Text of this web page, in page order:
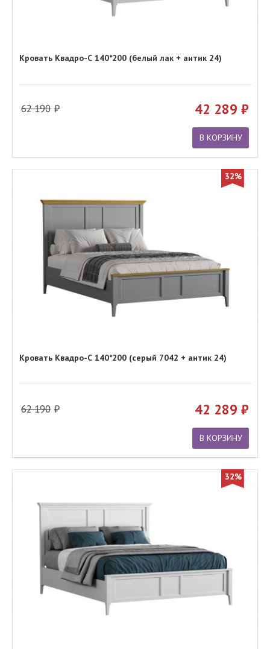
Кровать Квадро-С 140*200 (белый лак + антик 24)
62 190 42 289
В КОРЗИНУ
32%
Кровать Квадро-С 140*200 (серый 7042 + антик 24)
62 190 42 289
В КОРЗИНУ
32%